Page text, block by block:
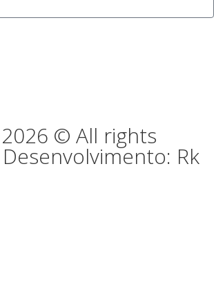
© All rights
Rk